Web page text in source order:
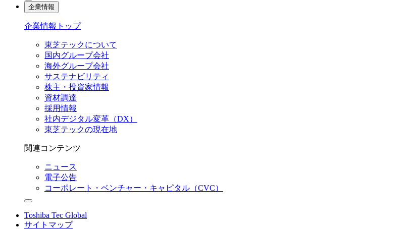
企業情報
企業情報トップ
東芝テックについて
国内グループ会社
海外グループ会社
サステナビリティ
株主・投資家情報
資材調達
採用情報
社内デジタル変革（DX）
東芝テックの現在地
関連コンテンツ
ニュース
電子公告
コーポレート・ベンチャー・キャピタル（CVC）
Toshiba Tec Global
サイトマップ